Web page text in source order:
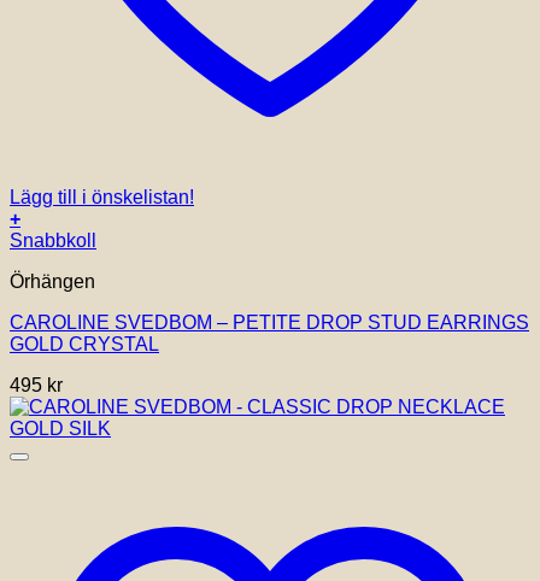
Lägg till i önskelistan!
+
Snabbkoll
Örhängen
CAROLINE SVEDBOM – PETITE DROP STUD EARRINGS
GOLD CRYSTAL
495 kr